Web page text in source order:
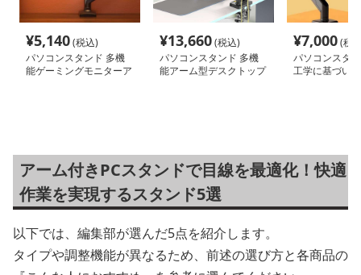
¥5,140(税込)
パソコンスタンド 多機
能ゲーミングモニターア
¥13,660(税込)
パソコンスタンド 多機
能アーム型デスクトップ
¥7,000(税
パソコンスタ
工学に基づい
アーム付きPCスタンドで目線を最適化！快適
作業を実現するスタンド5選
以下では、編集部が選んだ5点を紹介します。
タイプや調整機能が異なるため、前述の選び方と各商品の